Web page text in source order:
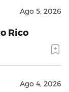
Ago 5, 2026
Rico
Ago 4, 2026